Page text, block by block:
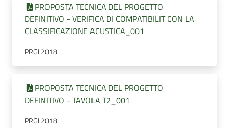
PROPOSTA TECNICA DEL PROGETTO
DEFINITIVO - VERIFICA DI COMPATIBILIT CON LA
CLASSIFICAZIONE ACUSTICA_001
PRGI 2018
PROPOSTA TECNICA DEL PROGETTO
DEFINITIVO - TAVOLA T2_001
PRGI 2018